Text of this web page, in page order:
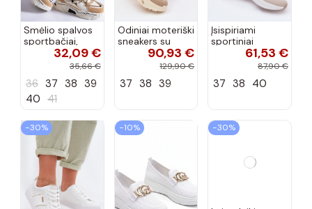
Smėlio spalvos
sportbačiai,
dekoruoti Valdez
cirkonio virvele
32,09 €
35,66 €
36 37 38 39
40 41
Odiniai moteriški
sneakers su
platforma D&A
CR61-3133
90,93 €
129,90 €
37 38 39
Įsispiriami
sportiniai
bateliai Kobbo
102425 smėlio
61,53 €
87,90 €
37 38 40
−30% −10% −30%